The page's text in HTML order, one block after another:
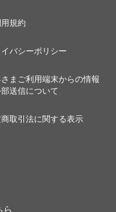
規約
バシーポリシー
さまご利用端末からの情報
送信について
取引法に関する表示
ら